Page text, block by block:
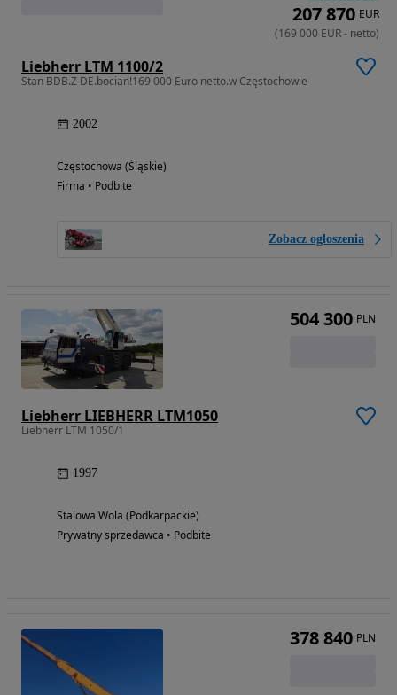
Liebherr LTM 1100/2
Stan BDB.Z DE.bocian!169 000 Euro netto.w Częstochowie
2002
Częstochowa (Śląskie)
Firma • Podbite
Zobacz ogłoszenia
207 870 EUR
(169 000 EUR- netto)
Liebherr LIEBHERR LTM1050
Liebherr LTM 1050/1
1997
Stalowa Wola (Podkarpackie)
Prywatny sprzedawca • Podbite
504 300 PLN
378 840 PLN